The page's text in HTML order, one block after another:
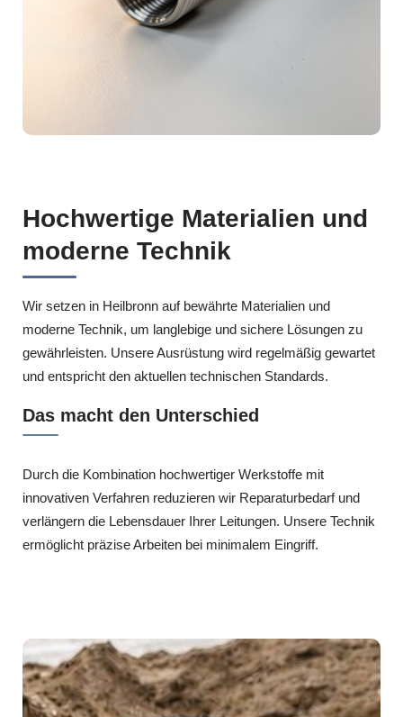
Hochwertige Materialien und
moderne Technik
Wir setzen in Heilbronn auf bewährte Materialien und
moderne Technik, um langlebige und sichere Lösungen zu
gewährleisten. Unsere Ausrüstung wird regelmäßig gewartet
und entspricht den aktuellen technischen Standards.
Das macht den Unterschied
Durch die Kombination hochwertiger Werkstoffe mit
innovativen Verfahren reduzieren wir Reparaturbedarf und
verlängern die Lebensdauer Ihrer Leitungen. Unsere Technik
ermöglicht präzise Arbeiten bei minimalem Eingriff.